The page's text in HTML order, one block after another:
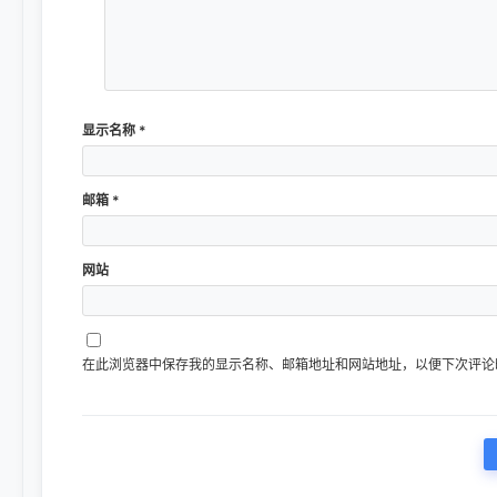
显示名称 *
邮箱 *
网站
在此浏览器中保存我的显示名称、邮箱地址和网站地址，以便下次评